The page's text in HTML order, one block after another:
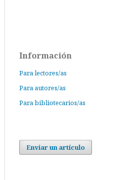
Información
Para lectores/as
Para autores/as
Para bibliotecarios/as
Enviar un artículo